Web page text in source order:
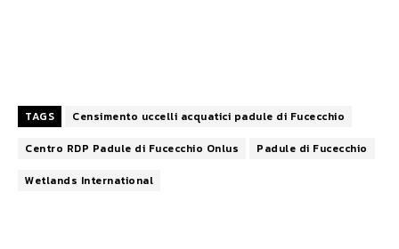
TAGS
Censimento uccelli acquatici padule di Fucecchio
Centro RDP Padule di Fucecchio Onlus
Padule di Fucecchio
Wetlands International